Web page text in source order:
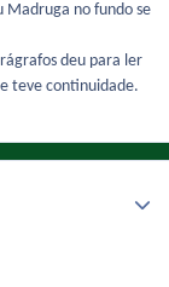
Madruga no fundo se
deu para ler
teve continuidade.